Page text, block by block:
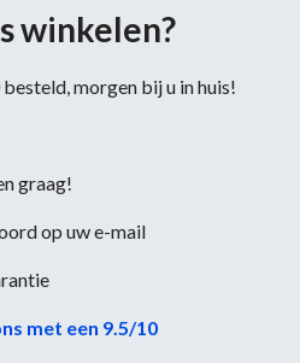
winkelen?
morgen bij u in huis!
graag!
op uw e-mail
met een 9.5/10